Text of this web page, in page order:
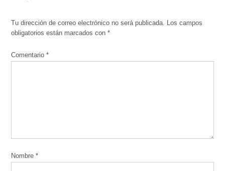
Tu dirección de correo electrónico no será publicada. Los campos
obligatorios están marcados con*
Comentario*
Nombre*